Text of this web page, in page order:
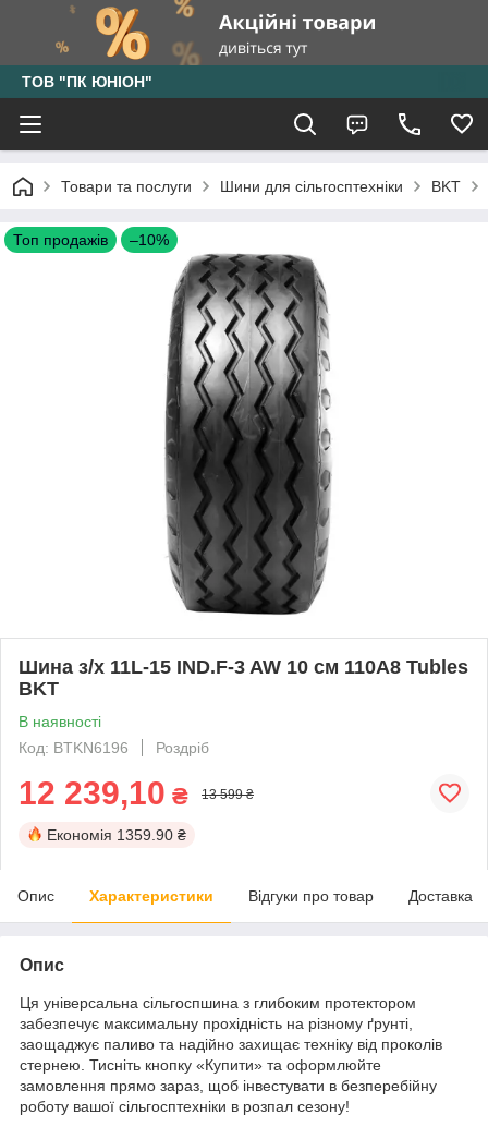
ТОВ "ПК ЮНІОН"
Товари та послуги Шини для сільгосптехніки BKT
Топ продажів –10%
Шина з/х 11L-15 IND.F-3 AW 10 см 110A8 Tubles
BKT
В наявності
Код: BTKN6196
Роздріб
12 239,10 ₴ 13 599 ₴
Економія 1359.90 ₴
Опис Характеристики Відгуки про товар Доставка
Опис
Ця універсальна сільгоспшина з глибоким протектором
забезпечує максимальну прохідність на різному ґрунті,
заощаджує паливо та надійно захищає техніку від проколів
стернею. Тисніть кнопку «Купити» та оформлюйте
замовлення прямо зараз, щоб інвестувати в безперебійну
роботу вашої сільгосптехніки в розпал сезону!